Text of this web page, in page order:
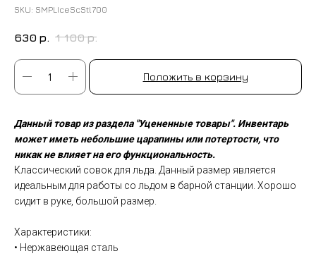
SKU: SMPLIceScStl700
630 р. 1 100 р.
Положить в корзину
Данный товар из раздела "Уцененные товары". Инвентарь
может иметь небольшие царапины или потертости, что
никак не влияет на его функциональность.
Классический совок для льда. Данный размер является
идеальным для работы со льдом в барной станции. Хорошо
сидит в руке, большой размер.
Характеристики:
• Нержавеющая сталь